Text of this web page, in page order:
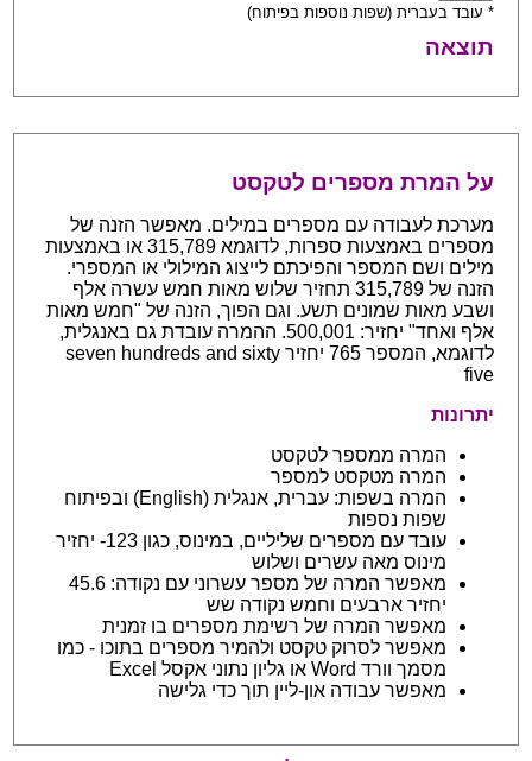
* עובד בעברית (שפות נוספות בפיתוח)
תוצאה
על המרת מספרים לטקסט
מערכת לעבודה עם מספרים במילים. מאפשר הזנה של
מספרים באמצעות ספרות, לדוגמא 315,789 או באמצעות
מילים ושם המספר והפיכתם לייצוג המילולי או המספרי.
הזנה של 315,789 תחזיר שלוש מאות חמש עשרה אלף
ושבע מאות שמונים תשע. וגם הפוך, הזנה של "חמש מאות
אלף ואחד" יחזיר: 500,001. ההמרה עובדת גם באנגלית,
לדוגמא, המספר 765 יחזיר seven hundreds and sixty
five
יתרונות
המרה ממספר לטקסט
המרה מטקסט למספר
המרה בשפות: עברית, אנגלית (English) ובפיתוח
שפות נספות
עובד עם מספרים שליליים, במינוס, כגון 123- יחזיר
מינוס מאה עשרים ושלוש
מאפשר המרה של מספר עשרוני עם נקודה: 45.6
יחזיר ארבעים וחמש נקודה שש
מאפשר המרה של רשימת מספרים בו זמנית
מאפשר לסרוק טקסט ולהמיר מספרים בתוכו - כמו
מסמך וורד Word או גליון נתוני אקסל Excel
מאפשר עבודה און-ליין תוך כדי גלישה